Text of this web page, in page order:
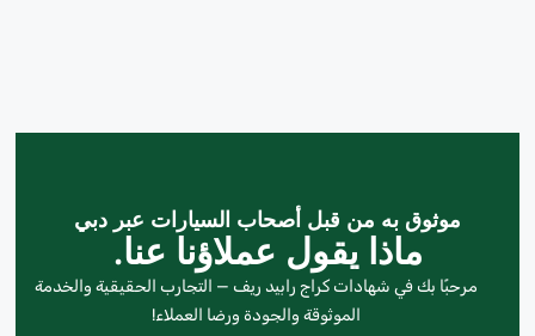
موثوق به من قبل أصحاب السيارات عبر دبي
ماذا يقول عملاؤنا عنا.
مرحبًا بك في شهادات كراج رابيد ريف — التجارب الحقيقية والخدمة
الموثوقة والجودة ورضا العملاء!